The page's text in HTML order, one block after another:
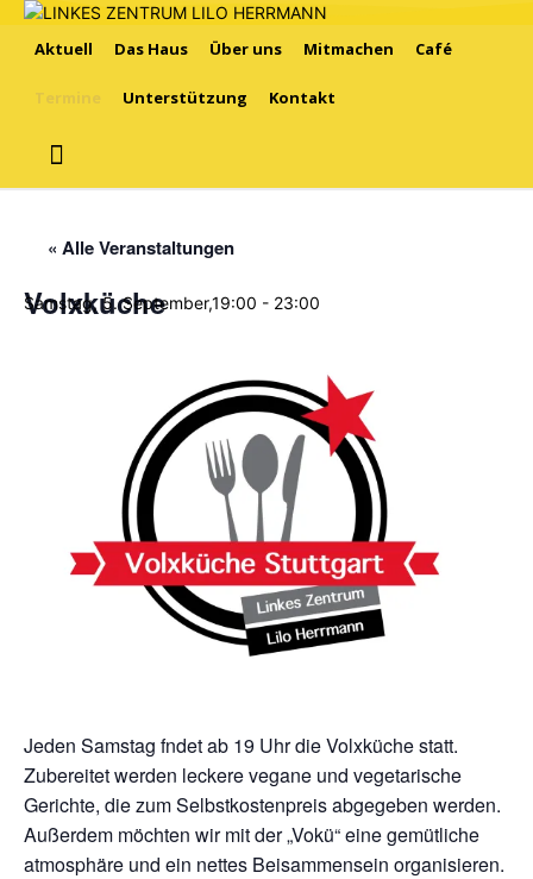
Aktuell Das Haus Über uns Mitmachen Café
Unterstützung Kontakt
« Alle Veranstaltungen
Volxküche
Samstag, 5. September,19:00 - 23:00
Jeden Samstag fndet ab 19 Uhr die Volxküche statt.
Zubereitet werden leckere vegane und vegetarische
Gerichte, die zum Selbstkostenpreis abgegeben werden.
Außerdem möchten wir mit der „Vokü“ eine gemütliche
atmosphäre und ein nettes Beisammensein organisieren.